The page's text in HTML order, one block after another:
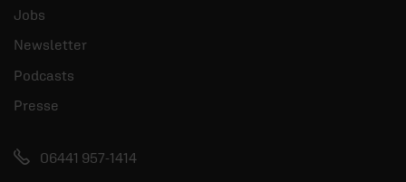
Jobs
Newsletter
Podcasts
Presse
06441 957-1414